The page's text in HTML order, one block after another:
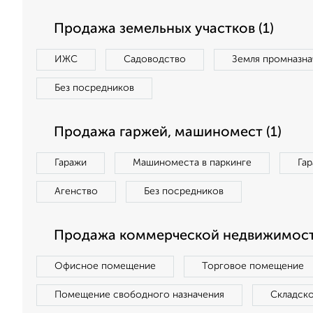
Продажа земельных участков (1)
ИЖС Садоводство Земля
Без посредников
Продажа гаржей, машиномест (1)
Гаражи Машиноместа в паркинге
Агенство Без посредников
Продажа коммерческой
Офисное помещение Торговое помещение
Помещение свободного назначения